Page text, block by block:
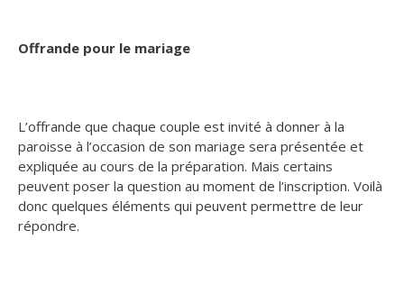
Offrande pour le mariage
L’offrande que chaque couple est invité à donner à la
paroisse à l’occasion de son mariage sera présentée et
expliquée au cours de la préparation. Mais certains
peuvent poser la question au moment de l’inscription. Voilà
donc quelques éléments qui peuvent permettre de leur
répondre.